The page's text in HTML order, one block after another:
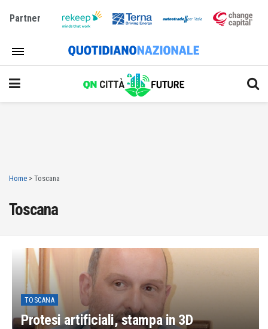
Partner
Home > Toscana
Toscana
TOSCANA
Protesi artificiali, stampa in 3D